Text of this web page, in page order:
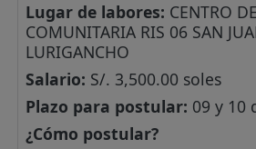
Lugar de labores: CENTRO
COMUNITARIA RIS 06 SAN
LURIGANCHO
Salario: S/. 3,500.00 soles
Plazo para postular: 09 y 10
¿Cómo postular?